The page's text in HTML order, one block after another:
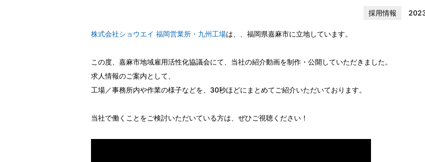
採用情報
株式会社ショウエイ 福岡営業所・九州工場は、、福岡県嘉麻市に立地しています。
この度、嘉麻市地域雇用活性化協議会にて、当社の紹介動画を制作・公開していただきました。
求人情報のご案内として、
工場／事務所内や作業の様子などを、30秒ほどにまとめてご紹介いただいております。
当社で働くことをご検討いただいている方は、ぜひご視聴ください！